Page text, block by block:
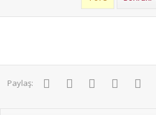
Paylaş: FacebookTwitter PinterestWhatsApp